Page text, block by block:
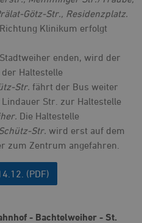
Götz-Str., Residenzplatz.
Klinikum erfolgt
enden, wird der
Haltestelle
Str. fährt der Bus weiter
Str. zur Haltestelle
Die Haltestelle
Str. wird erst auf dem
zum Zentrum angefahren.
(PDF)
- Bachtelweiher - St.